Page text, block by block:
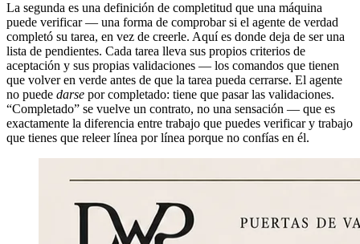
La segunda es una definición de completitud que una máquina
puede verificar — una forma de comprobar si el agente de verdad
completó su tarea, en vez de creerle. Aquí es donde deja de ser una
lista de pendientes. Cada tarea lleva sus propios criterios de
aceptación y sus propias validaciones — los comandos que tienen
que volver en verde antes de que la tarea pueda cerrarse. El agente
no puede darse por completado: tiene que pasar las validaciones.
“Completado” se vuelve un contrato, no una sensación — que es
exactamente la diferencia entre trabajo que puedes verificar y trabajo
que tienes que releer línea por línea porque no confías en él.